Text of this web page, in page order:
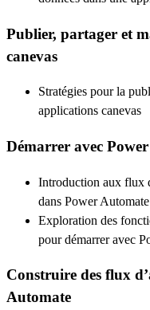
Publier, partager et
canevas
Stratégies pour la
applications canevas
Démarrer avec
Introduction aux flux
dans Power Automate
Exploration des
pour démarrer avec
Construire des flux
Automate